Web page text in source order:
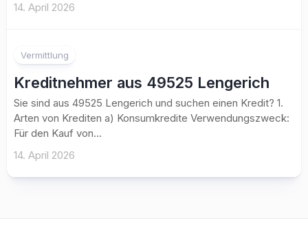
14. April 2026
Vermittlung
Kreditnehmer aus 49525 Lengerich
Sie sind aus 49525 Lengerich und suchen einen Kredit? 1.
Arten von Krediten a) Konsumkredite Verwendungszweck:
Für den Kauf von...
14. April 2026